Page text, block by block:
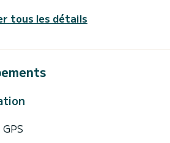
tous les détails
GPS